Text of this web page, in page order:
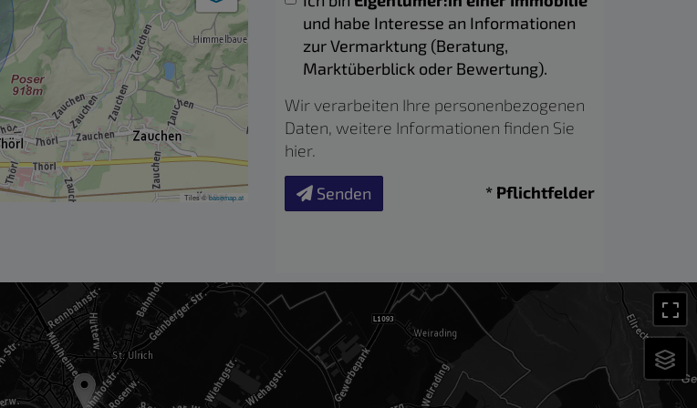
Tiles ©basemap.at
und habe Interesse an Informationen
zur Vermarktung (Beratung,
Marktüberblick oder Bewertung).
Wir verarbeiten Ihre personenbezogenen
Daten, weitere Informationen finden Sie
hier.
Senden * Pflichtfelder